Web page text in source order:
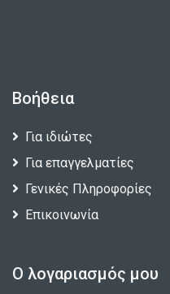
Βοήθεια
Για ιδιώτες
Για επαγγελματίες
Γενικές Πληροφορίες
Επικοινωνία
Ο λογαριασμός μου